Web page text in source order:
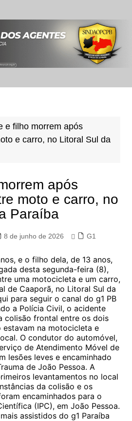
e filho morrem após
e carro, no Litoral Sul da
após
moto e carro, no
Paraíba
8 de junho de 2026 G1
e o filho dela, de 13 anos,
desta segunda-feira (8),
uma motocicleta e um carro,
de Caaporã, no Litoral Sul da
para seguir o canal do g1 PB
a Polícia Civil, o acidente
colisão frontal entre os dois
estavam na motocicleta e
O condutor do automóvel,
de Atendimento Móvel de
lesões leves e encaminhado
de João Pessoa. A
levantamentos no local
da colisão e os
encaminhados para o
(IPC), em João Pessoa.
assistidos do g1 Paraíba